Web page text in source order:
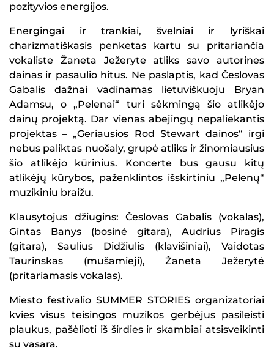
pozityvios energijos.
Energingai ir trankiai, švelniai ir lyriškai
charizmatiškasis penketas kartu su pritariančia
vokaliste Žaneta Ježeryte atliks savo autorines
dainas ir pasaulio hitus. Ne paslaptis, kad Česlovas
Gabalis dažnai vadinamas lietuviškuoju Bryan
Adamsu, o „Pelenai“ turi sėkmingą šio atlikėjo
dainų projektą. Dar vienas abejingų nepaliekantis
projektas – „Geriausios Rod Stewart dainos“ irgi
nebus paliktas nuošaly, grupė atliks ir žinomiausius
šio atlikėjo kūrinius. Koncerte bus gausu kitų
atlikėjų kūrybos, paženklintos išskirtiniu „Pelenų“
muzikiniu braižu.
Klausytojus džiugins: Česlovas Gabalis (vokalas),
Gintas Banys (bosinė gitara), Audrius Piragis
(gitara), Saulius Didžiulis (klavišiniai), Vaidotas
Taurinskas (mušamieji), Žaneta Ježerytė
(pritariamasis vokalas).
Miesto festivalio SUMMER STORIES organizatoriai
kvies visus teisingos muzikos gerbėjus pasileisti
plaukus, pašėlioti iš širdies ir skambiai atsisveikinti
su vasara.